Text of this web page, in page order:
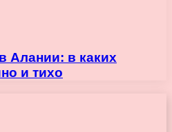
Алании: в каких
и тихо